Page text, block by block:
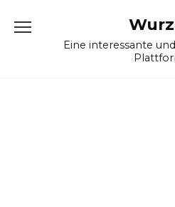
Eine interessante